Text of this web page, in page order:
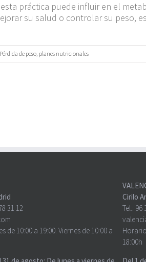
práctica puede influir en el
su salud o controlar su peso,
Pérdida de peso, planes nutricionales
31 12
de 10:00 a 19:00. Viernes de 10:00 a
Cirilo
Tel.: 96
18:00h